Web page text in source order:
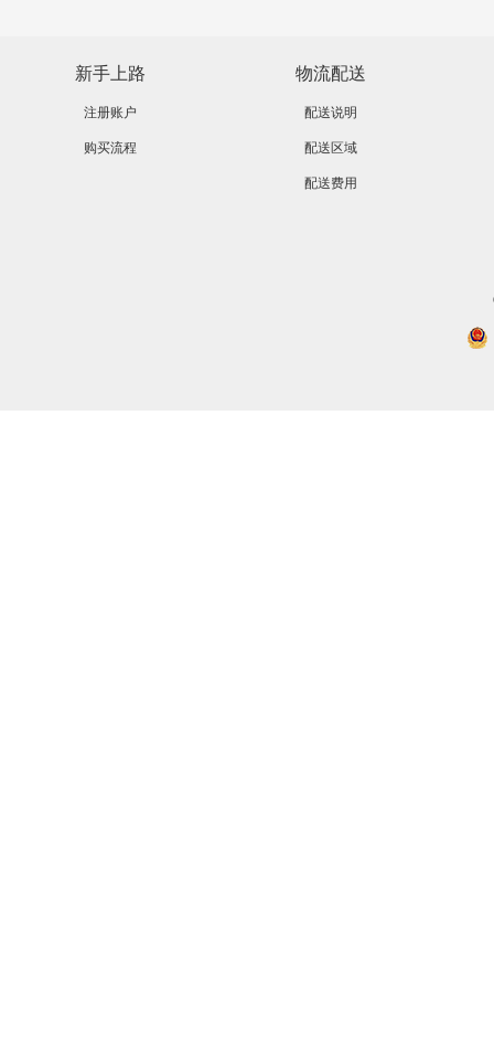
新手上路
注册账户
购买流程
物流配送
配送说明
配送区域
配送费用